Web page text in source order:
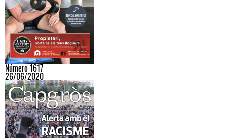
Número 1617
26/06/2020